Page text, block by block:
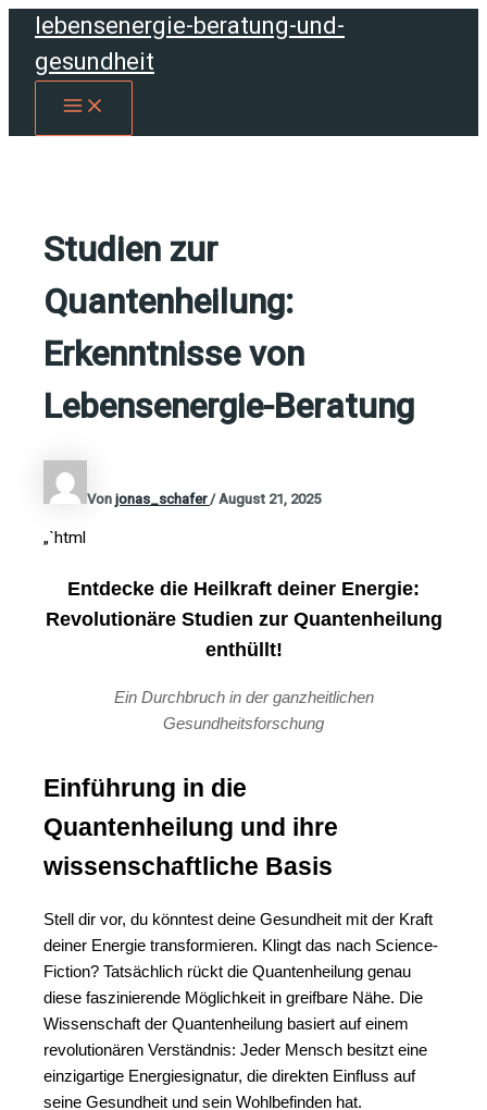
Zum
Inhalt
springen
lebensenergie-beratung-und-
gesundheit
MAIN
Studien zur
Quantenheilung:
Erkenntnisse von
Lebensenergie-Beratung
Vonjonas_schafer/August 21, 2025
„`html
Entdecke die Heilkraft deiner Energie:
Revolutionäre Studien zur Quantenheilung
enthüllt!
Ein Durchbruch in der ganzheitlichen
Gesundheitsforschung
Einführung in die
Quantenheilung und ihre
wissenschaftliche Basis
Stell dir vor, du könntest deine Gesundheit mit der Kraft
deiner Energie transformieren. Klingt das nach Science-
Fiction? Tatsächlich rückt die Quantenheilung genau
diese faszinierende Möglichkeit in greifbare Nähe. Die
Wissenschaft der Quantenheilung basiert auf einem
revolutionären Verständnis: Jeder Mensch besitzt eine
einzigartige Energiesignatur, die direkten Einfluss auf
seine Gesundheit und sein Wohlbefinden hat.